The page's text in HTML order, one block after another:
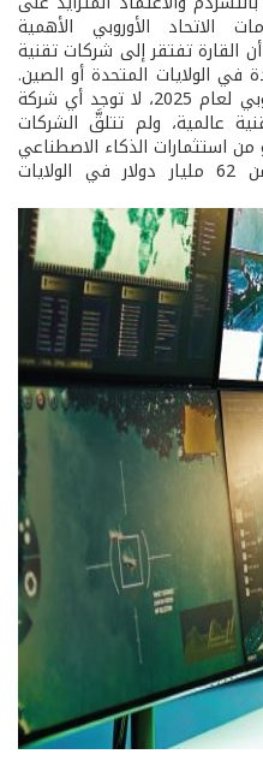
الاتحاد الأوروبي الأهمية
أن القارة تفتقر إلى شركات تقنية
الولايات المتحدة أو الصين.
كما يشير تقرير إحاطة الاتحاد الأوروبي لعام 2025، لا توجد أي شركة
أكبر 15 شركة تقنية عالمية، ولم تتلقَّ الشركات
9 مليارات يورو من استثمارات الذكاء الاصطناعي
في العام 2023، مقارنة بأكثر من 62 مليار دولار في الولايات